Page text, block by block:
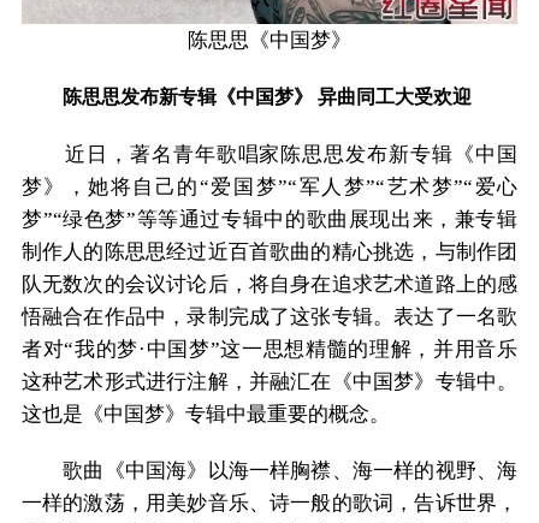
陈思思《中国梦》
陈思思发布新专辑《中国梦》 异曲同工大受欢迎
近日，著名青年歌唱家陈思思发布新专辑《中国
梦》，她将自己的“爱国梦”“军人梦”“艺术梦”“爱心
梦”“绿色梦”等等通过专辑中的歌曲展现出来，兼专辑
制作人的陈思思经过近百首歌曲的精心挑选，与制作团
队无数次的会议讨论后，将自身在追求艺术道路上的感
悟融合在作品中，录制完成了这张专辑。表达了一名歌
者对“我的梦·中国梦”这一思想精髓的理解，并用音乐
这种艺术形式进行注解，并融汇在《中国梦》专辑中。
这也是《中国梦》专辑中最重要的概念。
歌曲《中国海》以海一样胸襟、海一样的视野、海
一样的激荡，用美妙音乐、诗一般的歌词，告诉世界，